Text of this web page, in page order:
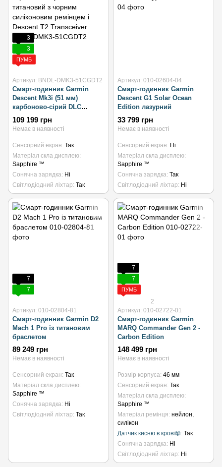
3
3
ПУМБ
Артикул: BNDL-DMK3-51CGDT2
Смарт-годинник Garmin
Descent Mk3i (51 мм)
карбоново-сірий DLC
титановий з чорним
силіконовим ремінцем і
109 199 грн
Немає в наявності
Сенсорний екран Так
Матеріал скла дисплею
Sapphire ™
Сонячна зарядка Ні
Світлодіодний ліхтар Так
Артикул: 010-02604-04
Смарт-годинник Garmin
Descent G1 Solar Ocean
Edition лазурний
33 799 грн
Немає в наявності
Сенсорний екран Ні
Матеріал скла дисплею
Sapphire ™
Сонячна зарядка Так
Світлодіодний ліхтар Ні
7
7
Артикул: 010-02804-81
Смарт-годинник Garmin D2
Mach 1 Pro із титановим
браслетом
89 249 грн
Немає в наявності
Сенсорний екран Так
Матеріал скла дисплею
Sapphire ™
Сонячна зарядка Ні
Світлодіодний ліхтар Так
7
7
ПУМБ
2
Артикул: 010-02722-01
Смарт-годинник Garmin
MARQ Commander Gen 2 -
Carbon Edition
148 499 грн
Немає в наявності
Розмір корпуса 46 мм
Сенсорний екран Так
Матеріал скла дисплею
Sapphire ™
Матеріал ремінця нейлон,
силікон
Датчик кисню в крові📖 Так
Сонячна зарядка Ні
Світлодіодний ліхтар
Ні